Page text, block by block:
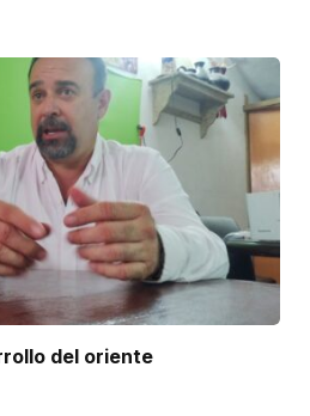
del oriente